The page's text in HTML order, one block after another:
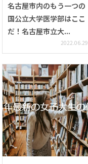
名古屋市内のもう一つの
国公立大学医学部はここ
だ！名古屋市立大...
2022.06.29